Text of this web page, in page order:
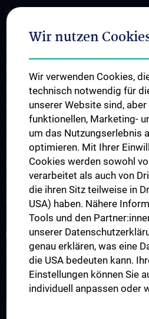
Spenden. Forschen. Heilen.
Organigramm
Flagship Projekte
Unsere Partnerinstitutionen
CCII-Jahresberichte
Events
Kontakt
INFORMATIONEN FÜR
Informationen für Patient:innen mit
Informationen zum Thema Impfen
Wir nutzen
Wir verwenden Cookies,
technisch notwendig für
unserer Website sind,
funktionellen, Marketing-
um das Nutzungserlebnis
optimieren. Mit Ihrer
Cookies werden sowohl
verarbeitet als auch von
die ihren Sitz teilweise in
USA) haben. Nähere
Tools und den
unserer
genau erklären, was eine
die USA bedeuten kann.
Einstellungen können Sie
individuell anpassen oder